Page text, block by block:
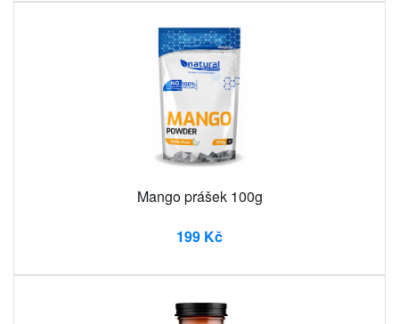
Mango prášek 100g
199 Kč